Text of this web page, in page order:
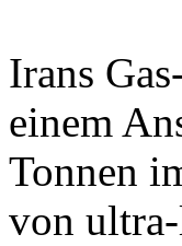
Irans
einem
Tonnen
von